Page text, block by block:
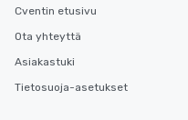
Cventin etusivu
Ota yhteyttä
Asiakastuki
Tietosuoja-asetukset